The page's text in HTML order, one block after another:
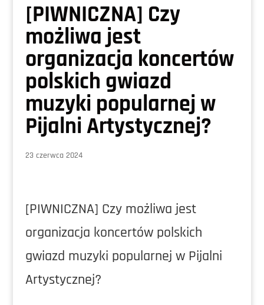
[PIWNICZNA] Czy
możliwa jest
organizacja koncertów
polskich gwiazd
muzyki popularnej w
Pijalni Artystycznej?
23 czerwca 2024
[PIWNICZNA] Czy możliwa jest
organizacja koncertów polskich
gwiazd muzyki popularnej w Pijalni
Artystycznej?